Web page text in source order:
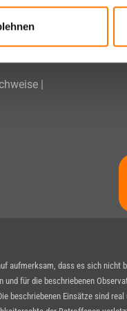
|
|
aufmerksam, dass es sich
für die beschriebenen
beschriebenen Einsätze sind